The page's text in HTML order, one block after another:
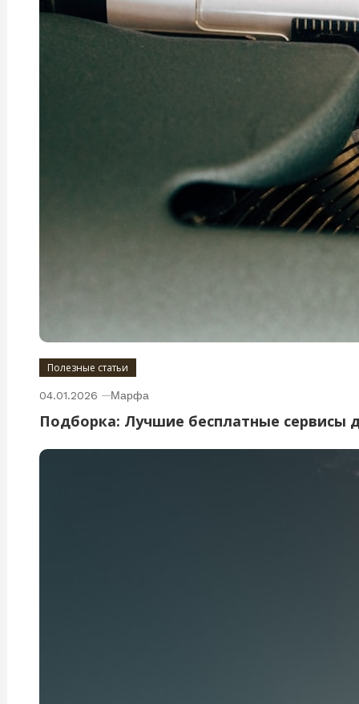
Полезные статьи
04.01.2026 Марфа
Подборка: Лучшие бесплатные сервисы